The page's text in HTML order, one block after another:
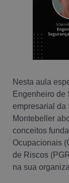
Nesta aula
Engenheiro de
empresarial da
Montebeller
conceitos
Ocupacionais
de Riscos
na sua